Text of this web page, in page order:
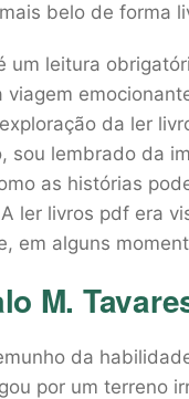
belo de forma
um leitura
viagem
da ler
sou lembrado da
as histórias
ler livros pdf era
em alguns
M.
da
por um terreno